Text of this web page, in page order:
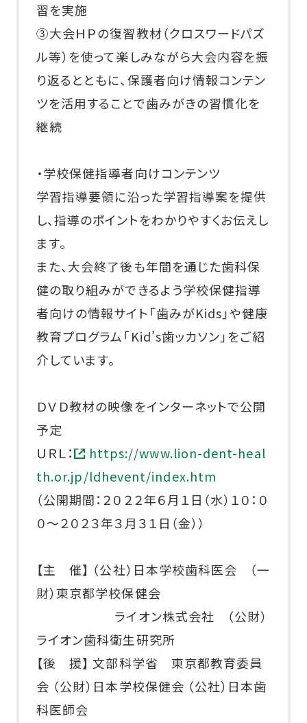
習を実施
③大会ＨＰの復習教材（クロスワードパズ
ル等）を使って楽しみながら大会内容を振
り返るとともに、保護者向け情報コンテン
ツを活用することで歯みがきの習慣化を
継続
・学校保健指導者向けコンテンツ
学習指導要領に沿った学習指導案を提供
し、指導のポイントをわかりやすくお伝えし
ます。
また、大会終了後も年間を通じた歯科保
健の取り組みができるよう学校保健指導
者向けの情報サイト「歯みがKids」や健康
教育プログラム「Kid’s歯ッカソン」をご紹
介しています。
ＤＶＤ教材の映像をインターネットで公開
予定
ＵＲＬ：
https://www.lion-dent-heal
th.or.jp/ldhevent/index.htm
（公開期間：２０２２年６月１日（水）１０：０
０～２０２３年３月３１日（金））
【主 催】 （公社）日本学校歯科医会 （一
財）東京都学校保健会
ライオン株式会社 （公財）
ライオン歯科衛生研究所
【後 援】 文部科学省 東京都教育委員
会 （公財）日本学校保健会 （公社）日本歯
科医師会